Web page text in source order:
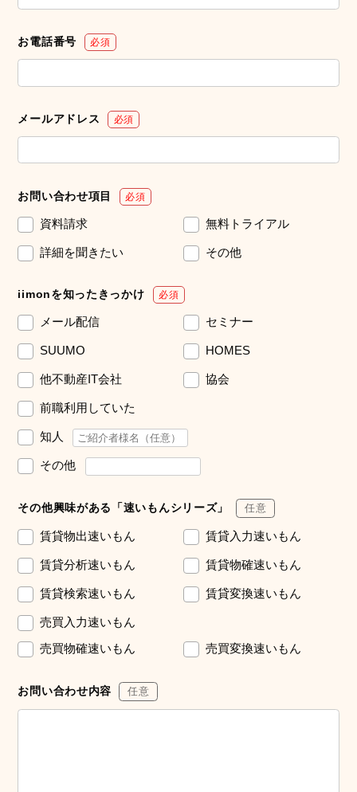
お電話番号 必須
メールアドレス 必須
お問い合わせ項目 必須
資料請求 無料トライアル
詳細を聞きたい その他
iimonを知ったきっかけ 必須
メール配信 セミナー
SUUMO HOMES
他不動産IT会社 協会
前職利用していた
知人
その他
その他興味がある「速いもんシリーズ」 任意
賃貸物出速いもん 賃貸入力速いもん
賃貸分析速いもん 賃貸物確速いもん
賃貸検索速いもん 賃貸変換速いもん
売買入力速いもん
売買物確速いもん
売買変換速いもん
お問い合わせ内容 任意